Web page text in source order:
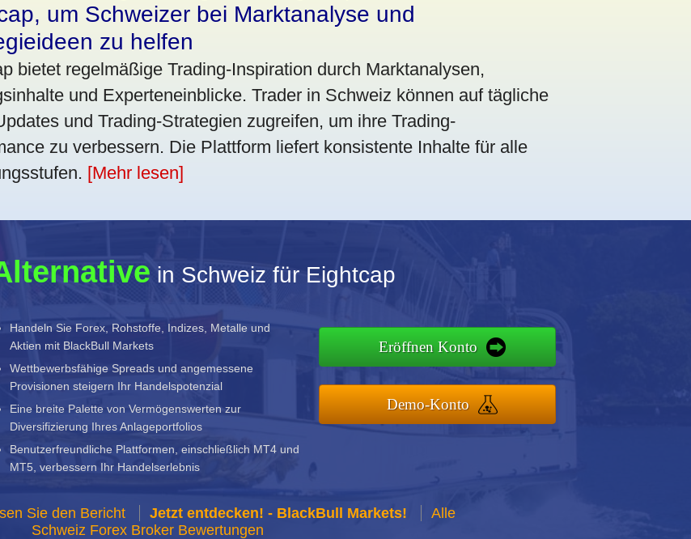
um Schweizer bei Marktanalyse und
zu helfen
bietet regelmäßige Trading-Inspiration durch Marktanalysen,
und Experteneinblicke. Trader in Schweiz können auf tägliche
und Trading-Strategien zugreifen, um ihre Trading-
zu verbessern. Die Plattform liefert konsistente Inhalte für alle
[Mehr lesen]
in Schweiz für Eightcap
Handeln Sie Forex, Rohstoffe, Indizes, Metalle und
Aktien mit BlackBull Markets
Wettbewerbsfähige Spreads und angemessene
Provisionen steigern Ihr Handelspotenzial
Eine breite Palette von Vermögenswerten zur
Diversifizierung Ihres Anlageportfolios
Benutzerfreundliche Plattformen, einschließlich MT4 und
MT5, verbessern Ihr Handelserlebnis
Eröffnen Konto
Demo-Konto
Sie den Bericht Jetzt entdecken! - BlackBull Markets!
Alle
Schweiz Forex Broker Bewertungen